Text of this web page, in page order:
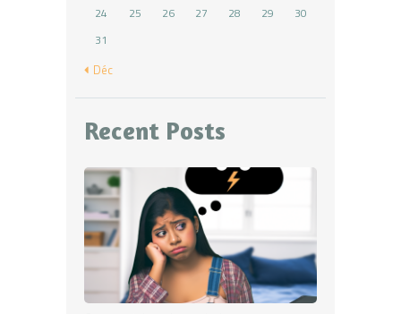
24
25 26 27 28 29
30
31
« Déc
Recent Posts